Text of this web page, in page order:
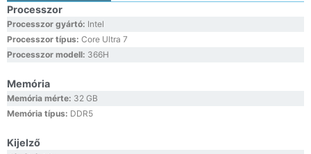
Processzor
Processzor gyártó: Intel
Processzor típus: Core Ultra 7
Processzor modell: 366H
Memória
Memória mérte: 32 GB
Memória típus: DDR5
Kijelző